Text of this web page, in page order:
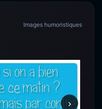
Images humoristiques
›